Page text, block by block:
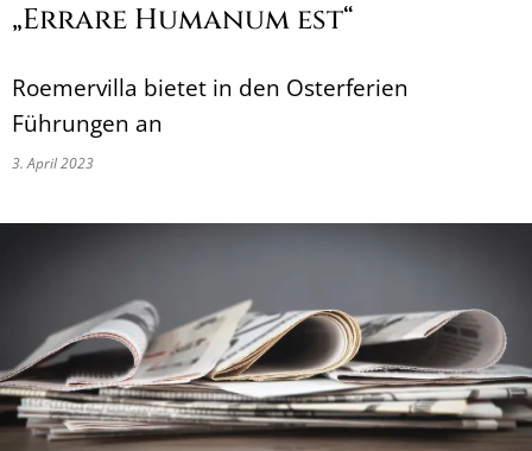
„Errare Humanum est“
Roemervilla bietet in den Osterferien
Führungen an
3. April 2023